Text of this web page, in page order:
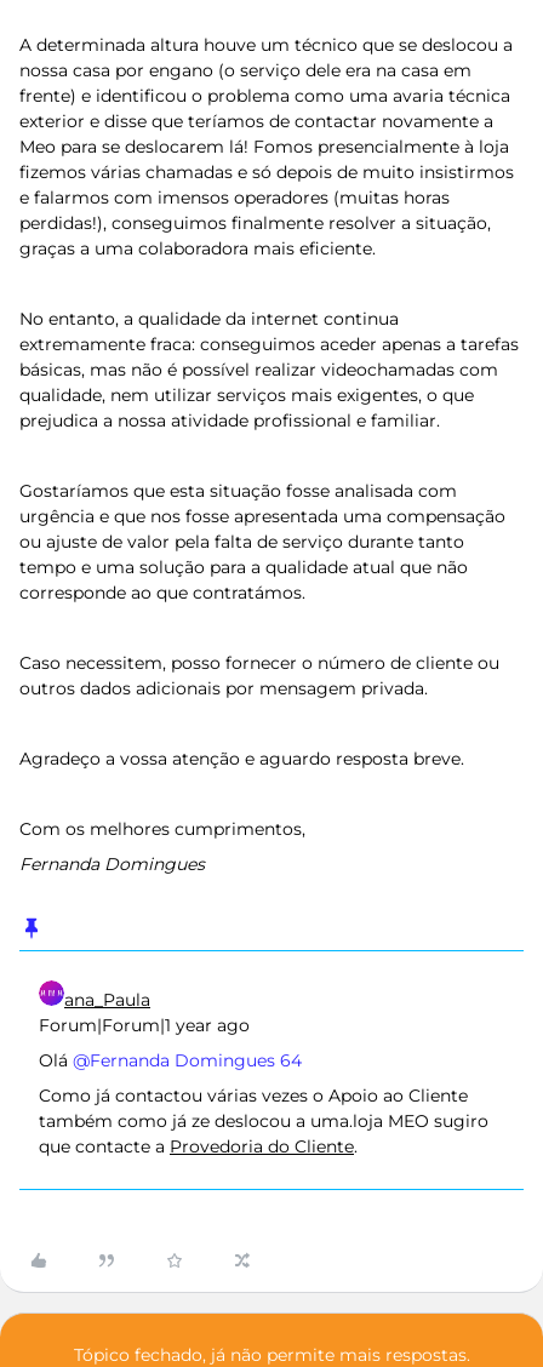
A determinada altura houve um técnico que se deslocou a
nossa casa por engano (o serviço dele era na casa em
frente) e identificou o problema como uma avaria técnica
exterior e disse que teríamos de contactar novamente a
Meo para se deslocarem lá! Fomos presencialmente à loja
fizemos várias chamadas e só depois de muito insistirmos
e falarmos com imensos operadores (muitas horas
perdidas!), conseguimos finalmente resolver a situação,
graças a uma colaboradora mais eficiente.
No entanto, a qualidade da internet continua
extremamente fraca: conseguimos aceder apenas a tarefas
básicas, mas não é possível realizar videochamadas com
qualidade, nem utilizar serviços mais exigentes, o que
prejudica a nossa atividade profissional e familiar.
Gostaríamos que esta situação fosse analisada com
urgência e que nos fosse apresentada uma compensação
ou ajuste de valor pela falta de serviço durante tanto
tempo e uma solução para a qualidade atual que não
corresponde ao que contratámos.
Caso necessitem, posso fornecer o número de cliente ou
outros dados adicionais por mensagem privada.
Agradeço a vossa atenção e aguardo resposta breve.
Com os melhores cumprimentos,
Fernanda Domingues
ana_Paula
Forum|Forum|1 year ago
Olá ​ @Fernanda Domingues 64
Como já contactou várias vezes o Apoio ao Cliente
também como já ze deslocou a uma.loja MEO sugiro
que contacte a Provedoria do Cliente.
Tópico fechado, já não permite mais respostas.